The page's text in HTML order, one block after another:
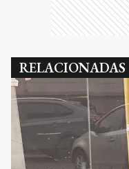
RELACIONADAS